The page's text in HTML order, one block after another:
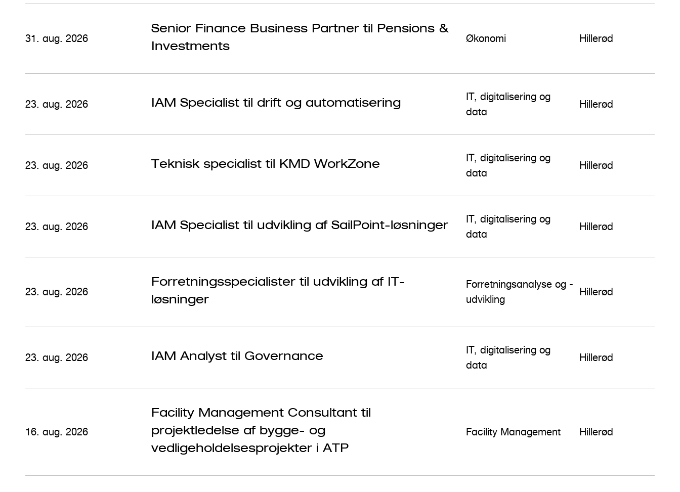
Senior Finance Business Partner til Pensions &
Investments
31. aug. 2026 Økonomi Hillerød
IAM Specialist til drift og automatisering
23. aug. 2026
IT, digitalisering og
data
Hillerød
Teknisk specialist til KMD WorkZone
23. aug. 2026
IT, digitalisering og
data
Hillerød
IAM Specialist til udvikling af SailPoint-løsninger
23. aug. 2026
IT, digitalisering og
data
Hillerød
Forretningsspecialister til udvikling af IT-
løsninger
23. aug. 2026
Forretningsanalyse og -
udvikling
Hillerød
IAM Analyst til Governance
23. aug. 2026
IT, digitalisering og
data
Hillerød
Facility Management Consultant til
projektledelse af bygge- og
vedligeholdelsesprojekter i ATP
16. aug. 2026 Facility Management Hillerød